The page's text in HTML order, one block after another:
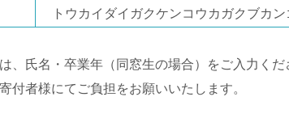
トウカイダイガクケンコウカガクブカ
、氏名・卒業年（同窓生の場合）をご入力くだ
付者様にてご負担をお願いいたします。